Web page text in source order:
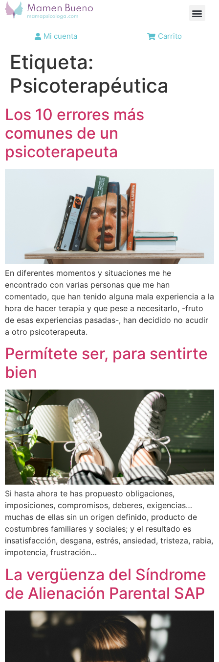
Mi cuenta Carrito
Etiqueta:
Psicoterapéutica
Los 10 errores más
comunes de un
psicoterapeuta
En diferentes momentos y situaciones me he
encontrado con varias personas que me han
comentado, que han tenido alguna mala experiencia a la
hora de hacer terapia y que pese a necesitarlo, -fruto
de esas experiencias pasadas-, han decidido no acudir
a otro psicoterapeuta.
Permítete ser, para sentirte
bien
Si hasta ahora te has propuesto obligaciones,
imposiciones, compromisos, deberes, exigencias…
muchas de ellas sin un origen definido, producto de
costumbres familiares y sociales; y el resultado es
insatisfacción, desgana, estrés, ansiedad, tristeza, rabia,
impotencia, frustración…
La vergüenza del Síndrome
de Alienación Parental SAP